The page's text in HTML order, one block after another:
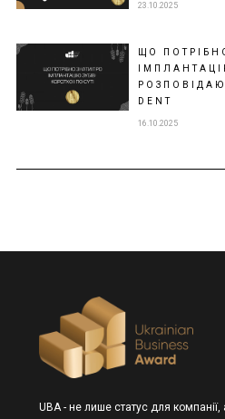
23.10.2025
ЩО
DENT
16.10.2025
UBA - не лише статус для компанії,